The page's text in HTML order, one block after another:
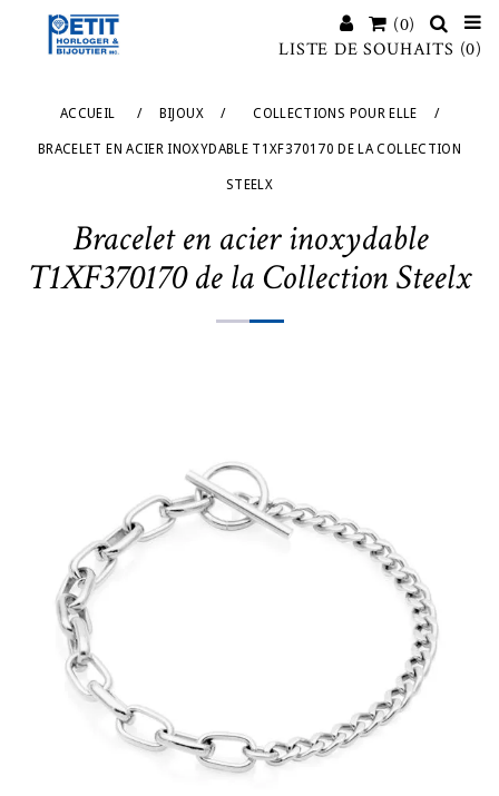
(0)
LISTE DE SOUHAITS (0)
ACCUEIL / BIJOUX / COLLECTIONS POUR ELLE /
BRACELET EN ACIER INOXYDABLE T1XF370170 DE LA COLLECTION
STEELX
Bracelet en acier inoxydable
T1XF370170 de la Collection Steelx